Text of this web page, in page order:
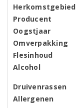
Herkomstgebied
Producent
Oogstjaar
Omverpakking
Flesinhoud
Alcohol
Druivenrassen
Allergenen